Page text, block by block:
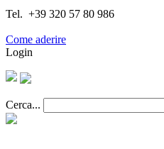
Tel. +39 320 57 80 986
Come aderire
Login
Cerca...